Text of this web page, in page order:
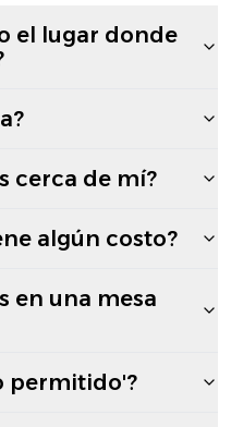
el lugar donde
cerca de mí?
algún costo?
en una mesa
permitido'?